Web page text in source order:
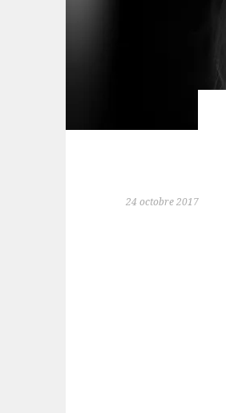
24 octobre 2017